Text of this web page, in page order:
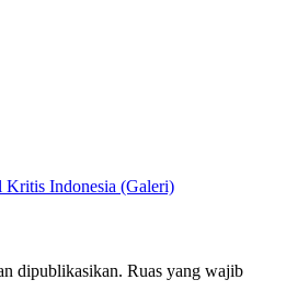
Indonesia (Galeri)
dipublikasikan. Ruas yang wajib